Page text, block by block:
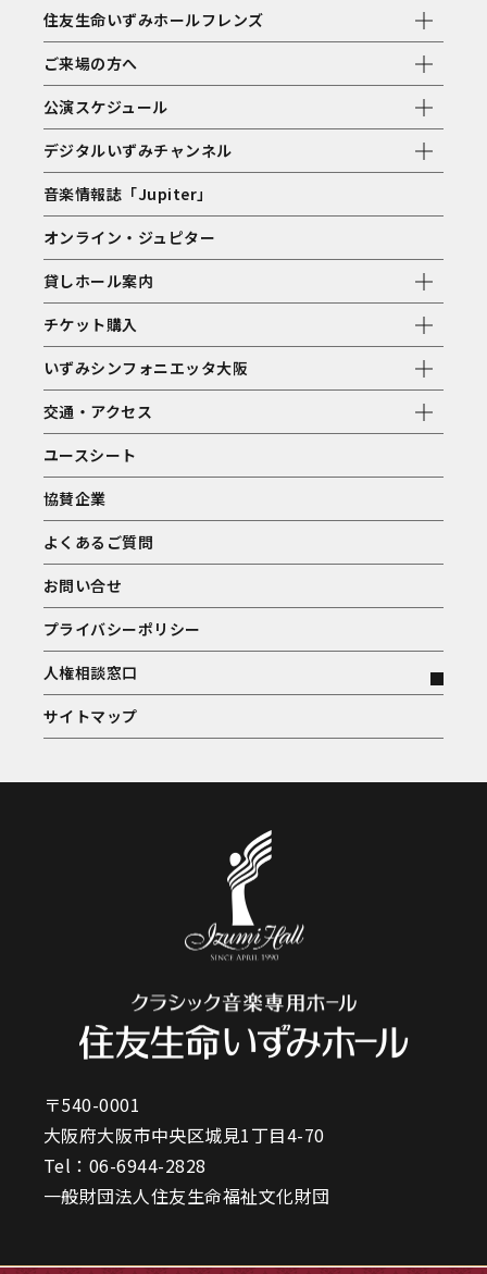
住友生命いずみホールフレンズ
ご来場の方へ
公演スケジュール
デジタルいずみチャンネル
音楽情報誌「Jupiter」
オンライン・ジュピター
貸しホール案内
チケット購入
いずみシンフォニエッタ大阪
交通・アクセス
ユースシート
協賛企業
よくあるご質問
お問い合せ
プライバシーポリシー
人権相談窓口
サイトマップ
〒540-0001
大阪府大阪市中央区城見1丁目4-70
Tel： 06-6944-2828
一般財団法人住友生命福祉文化財団